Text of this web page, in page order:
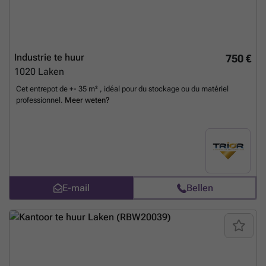
750 €
Industrie te huur
1020 Laken
Cet entrepot de +- 35 m² , idéal pour du stockage ou du matériel
professionnel. Meer weten?
E-mail Bellen